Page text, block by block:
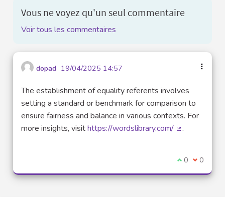
Vous ne voyez qu'un seul commentaire
Voir tous les commentaires
dopad 19/04/2025 14:57
The establishment of equality referents involves
setting a standard or benchmark for comparison to
ensure fairness and balance in various contexts. For
more insights, visithttps://wordslibrary.com/ .
Je suis
0 Je ne
0